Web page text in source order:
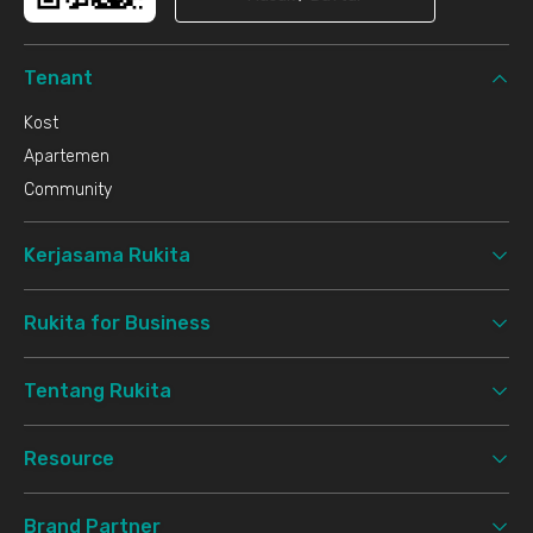
Tenant
Kost
Apartemen
Community
Kerjasama Rukita
Rukita for Business
Tentang Rukita
Resource
Brand Partner